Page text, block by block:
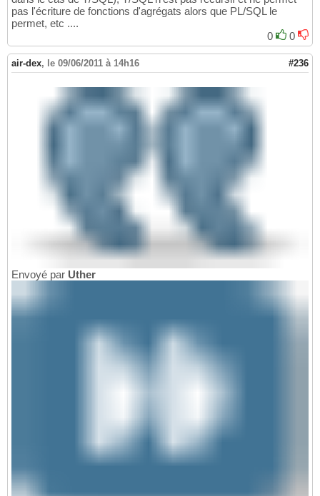
pas l'écriture de fonctions d'agrégats alors que PL/SQL le
permet, etc ....
0
0
air-dex, le 09/06/2011 à 14h16 #236
Envoyé par Uther